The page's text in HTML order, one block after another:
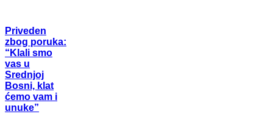
Priveden
zbog poruka:
“Klali smo
vas u
Srednjoj
Bosni, klat
ćemo vam i
unuke”